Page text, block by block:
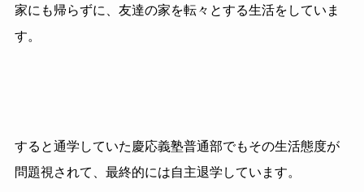
家にも帰らずに、友達の家を転々とする生活をしていま
す。
すると通学していた慶応義塾普通部でもその生活態度が
問題視されて、最終的には自主退学しています。